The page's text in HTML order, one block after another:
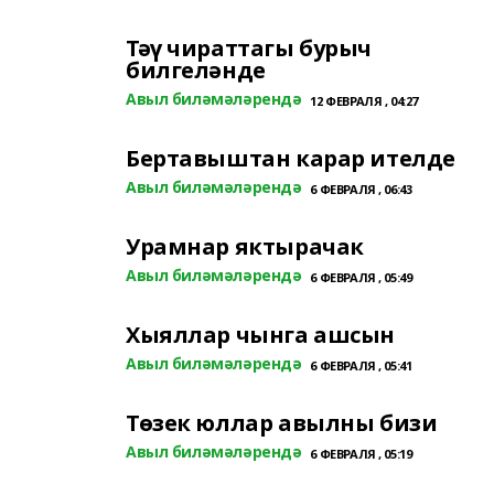
Тәү чираттагы бурыч
билгеләнде
Авыл биләмәләрендә 12 ФЕВРАЛЯ , 04:27
Бертавыштан карар ителде
Авыл биләмәләрендә 6 ФЕВРАЛЯ , 06:43
Урамнар яктырачак
Авыл биләмәләрендә 6 ФЕВРАЛЯ , 05:49
Хыяллар чынга ашсын
Авыл биләмәләрендә 6 ФЕВРАЛЯ , 05:41
Төзек юллар авылны бизи
Авыл биләмәләрендә 6 ФЕВРАЛЯ , 05:19